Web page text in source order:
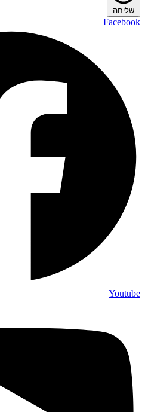
שליחה
Facebook
Youtube